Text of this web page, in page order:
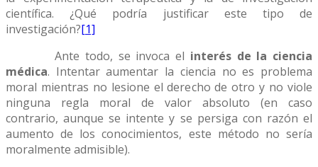
científica. ¿Qué podría justificar este tipo de
investigación?[1]
Ante todo, se invoca el interés de la ciencia
médica. Intentar aumentar la ciencia no es problema
moral mientras no lesione el derecho de otro y no viole
ninguna regla moral de valor absoluto (en caso
contrario, aunque se intente y se persiga con razón el
aumento de los conocimientos, este método no sería
moralmente admisible).